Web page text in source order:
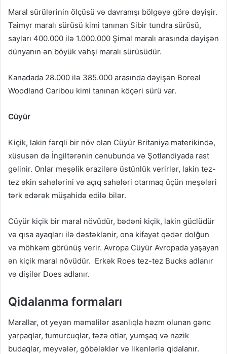
Maral sürülərinin ölçüsü və davranışı bölgəyə görə dəyişir.
Taimyr maralı sürüsü kimi tanınan Sibir tundra sürüsü,
sayları 400.000 ilə 1.000.000 Şimal maralı arasında dəyişən
dünyanın ən böyük vəhşi maralı sürüsüdür.
Kanadada 28.000 ilə 385.000 arasında dəyişən Boreal
Woodland Caribou kimi tanınan köçəri sürü var.
Cüyür
Kiçik, lakin fərqli bir növ olan Cüyür Britaniya materikində,
xüsusən də İngiltərənin cənubunda və Şotlandiyada rast
gəlinir. Onlar meşəlik ərazilərə üstünlük verirlər, lakin tez-
tez əkin sahələrini və açıq sahələri otarmaq üçün meşələri
tərk edərək müşahidə edilə bilər.
Cüyür kiçik bir maral növüdür, bədəni kiçik, lakin güclüdür
və qısa ayaqları ilə dəstəklənir, ona kifayət qədər dolğun
və möhkəm görünüş verir. Avropa Cüyür Avropada yaşayan
ən kiçik maral növüdür. Erkək Roes tez-tez Bucks adlanır
və dişilər Does adlanır.
Qidalanma formaları
Marallar, ot yeyən məməlilər asanlıqla həzm olunan gənc
yarpaqlar, tumurcuqlar, təzə otlar, yumşaq və nazik
budaqlar, meyvələr, göbələklər və likenlərlə qidalanır.